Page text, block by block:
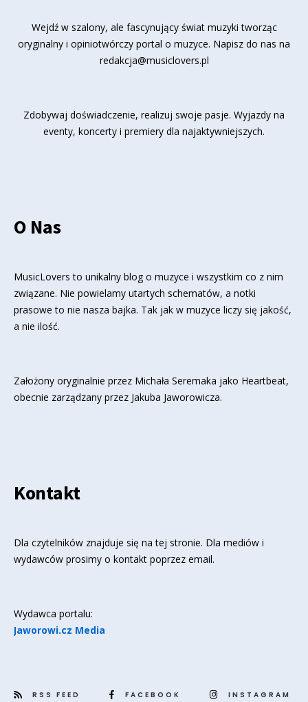
Wejdź w szalony, ale fascynujący świat muzyki tworząc
oryginalny i opiniotwórczy portal o muzyce. Napisz do nas na
redakcja@musiclovers.pl
Zdobywaj doświadczenie, realizuj swoje pasje. Wyjazdy na
eventy, koncerty i premiery dla najaktywniejszych.
O Nas
MusicLovers to unikalny blog o muzyce i wszystkim co z nim
związane. Nie powielamy utartych schematów, a notki
prasowe to nie nasza bajka. Tak jak w muzyce liczy się jakość,
a nie ilość.
Założony oryginalnie przez Michała Seremaka jako Heartbeat,
obecnie zarządzany przez Jakuba Jaworowicza.
Kontakt
Dla czytelników znajduje się na tej stronie. Dla mediów i
wydawców prosimy o kontakt poprzez email.
Wydawca portalu:
Jaworowi.cz Media
RSS FEED FACEBOOK INSTAGRAM